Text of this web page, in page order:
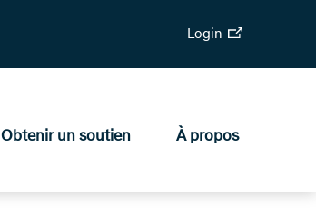
Login
Obtenir un soutien À propos